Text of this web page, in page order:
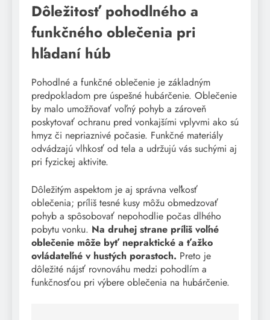
Dôležitosť pohodlného a
funkčného oblečenia pri
hľadaní húb
Pohodlné a funkčné oblečenie je základným
predpokladom pre úspešné hubárčenie. Oblečenie
by malo umožňovať voľný pohyb a zároveň
poskytovať ochranu pred vonkajšími vplyvmi ako sú
hmyz či nepriaznivé počasie. Funkčné materiály
odvádzajú vlhkosť od tela a udržujú vás suchými aj
pri fyzickej aktivite.
Dôležitým aspektom je aj správna veľkosť
oblečenia; príliš tesné kusy môžu obmedzovať
pohyb a spôsobovať nepohodlie počas dlhého
pobytu vonku. Na druhej strane príliš voľné
oblečenie môže byť nepraktické a ťažko
ovládateľné v hustých porastoch. Preto je
dôležité nájsť rovnováhu medzi pohodlím a
funkčnosťou pri výbere oblečenia na hubárčenie.